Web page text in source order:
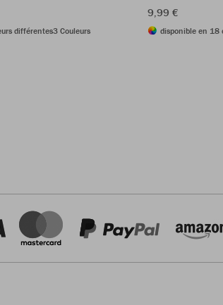
différentes3 Couleurs
9,99 €
disponible en 18